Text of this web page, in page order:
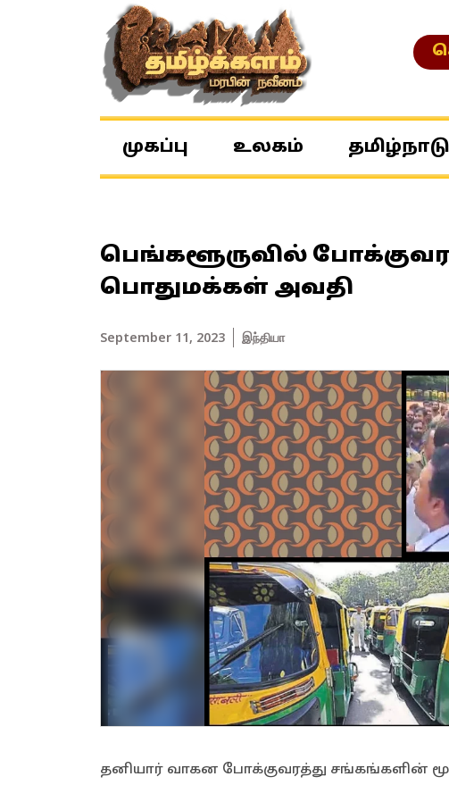
முகப்பு உலகம் தமிழ்நாடு
பெங்களூருவில்
பொதுமக்கள் அவதி
September 11, 2023 இந்தியா
தனியார் வாகன போக்குவரத்து சங்கங்களின்